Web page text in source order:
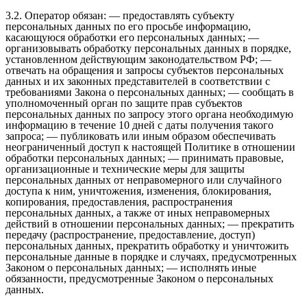
3.2. Оператор обязан: — предоставлять субъекту
персональных данных по его просьбе информацию,
касающуюся обработки его персональных данных; —
организовывать обработку персональных данных в порядке,
установленном действующим законодательством РФ; —
отвечать на обращения и запросы субъектов персональных
данных и их законных представителей в соответствии с
требованиями Закона о персональных данных; — сообщать в
уполномоченный орган по защите прав субъектов
персональных данных по запросу этого органа необходимую
информацию в течение 10 дней с даты получения такого
запроса; — публиковать или иным образом обеспечивать
неограниченный доступ к настоящей Политике в отношении
обработки персональных данных; — принимать правовые,
организационные и технические меры для защиты
персональных данных от неправомерного или случайного
доступа к ним, уничтожения, изменения, блокирования,
копирования, предоставления, распространения
персональных данных, а также от иных неправомерных
действий в отношении персональных данных; — прекратить
передачу (распространение, предоставление, доступ)
персональных данных, прекратить обработку и уничтожить
персональные данные в порядке и случаях, предусмотренных
Законом о персональных данных; — исполнять иные
обязанности, предусмотренные Законом о персональных
данных.